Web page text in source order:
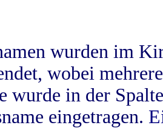
wurden im
wobei
wurde in der
eingetragen.